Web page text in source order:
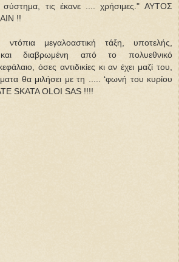
σύστημα, τις έκανε .... χρήσιμες." AYTOΣ
!!
μεγαλοαστική τάξη, υποτελής,
διαβρωμένη από το πολυεθνικό
όσες αντιδικίες κι αν έχει μαζί του,
θα μιλήσει με τη ..... ‘φωνή του κυρίου
SKATA OLOI SAS !!!!